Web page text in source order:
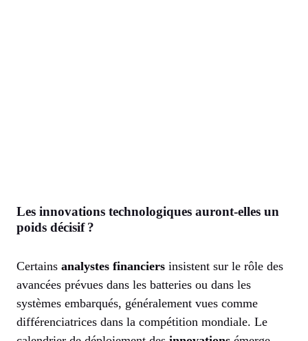
Les innovations technologiques auront-elles un
poids décisif ?
Certains analystes financiers insistent sur le rôle des
avancées prévues dans les batteries ou dans les
systèmes embarqués, généralement vues comme
différenciatrices dans la compétition mondiale. Le